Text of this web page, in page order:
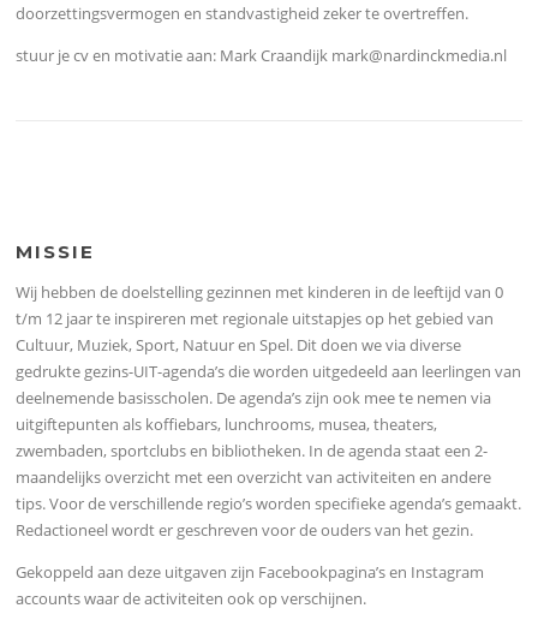
doorzettingsvermogen en standvastigheid zeker te overtreffen.
stuur je cv en motivatie aan: Mark Craandijk mark@nardinckmedia.nl
MISSIE
Wij hebben de doelstelling gezinnen met kinderen in de leeftijd van 0
t/m 12 jaar te inspireren met regionale uitstapjes op het gebied van
Cultuur, Muziek, Sport, Natuur en Spel. Dit doen we via diverse
gedrukte gezins-UIT-agenda’s die worden uitgedeeld aan leerlingen van
deelnemende basisscholen. De agenda’s zijn ook mee te nemen via
uitgiftepunten als koffiebars, lunchrooms, musea, theaters,
zwembaden, sportclubs en bibliotheken. In de agenda staat een 2-
maandelijks overzicht met een overzicht van activiteiten en andere
tips. Voor de verschillende regio’s worden specifieke agenda’s gemaakt.
Redactioneel wordt er geschreven voor de ouders van het gezin.
Gekoppeld aan deze uitgaven zijn Facebookpagina’s en Instagram
accounts waar de activiteiten ook op verschijnen.